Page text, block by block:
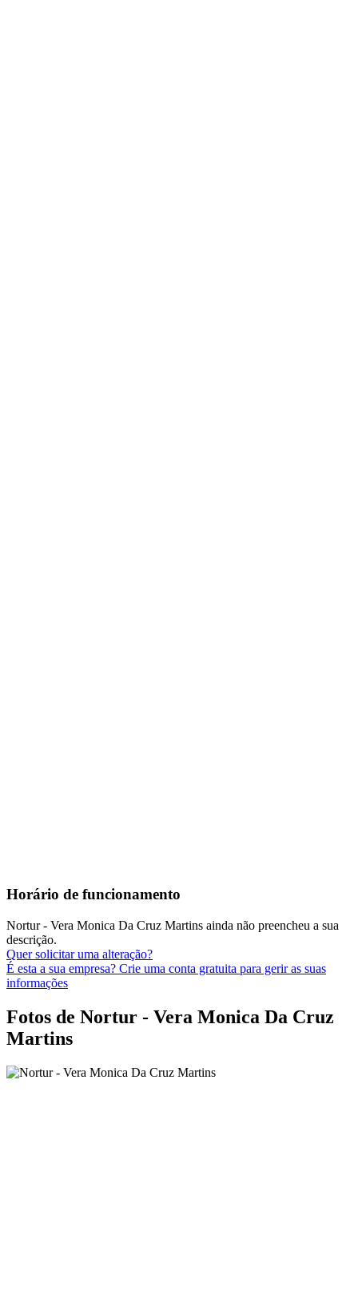
Horário de funcionamento
Nortur - Vera Monica Da Cruz Martins ainda não preencheu a sua
descrição.
Quer solicitar uma alteração?
É esta a sua empresa? Crie uma conta gratuita para gerir as suas
informações
Fotos de Nortur - Vera Monica Da Cruz
Martins